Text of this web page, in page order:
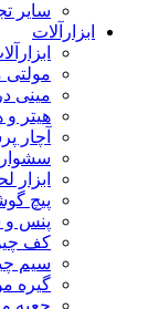
سایر
ابزارآلات
مولتی
مینی
هیتر و
آچار
ابزار
پیچ
پنس و
کف
سیم
گیره
جعبه و